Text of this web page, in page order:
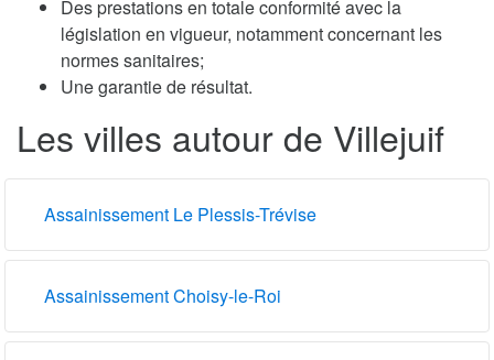
Des prestations en totale conformité avec la
législation en vigueur, notamment concernant les
normes sanitaires;
Une garantie de résultat.
Les villes autour de Villejuif
Assainissement Le Plessis-Trévise
Assainissement Choisy-le-Roi